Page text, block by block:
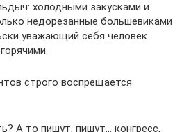
холодными закусками и
недорезанные большевиками
уважающий себя человек
строго воспрещается
А то пишут, пишут… конгресс,